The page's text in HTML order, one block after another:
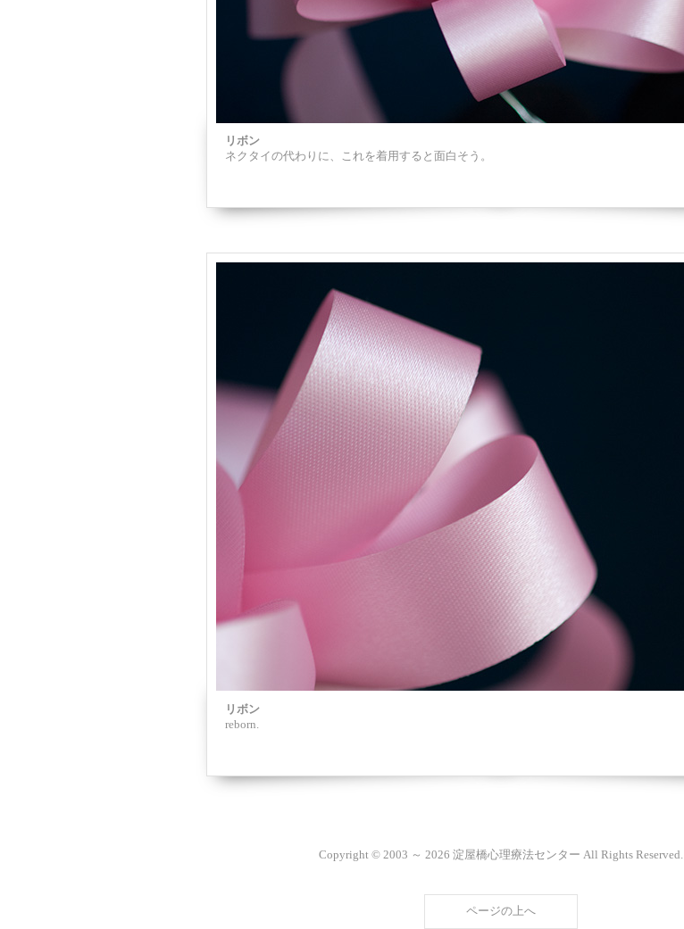
リボン
ネクタイの代わりに、これを着用すると面白そう。
リボン
reborn.
Copyright © 2003 ～ 2026 淀屋橋心理療法センター All Rights Reserved.
ページの上へ